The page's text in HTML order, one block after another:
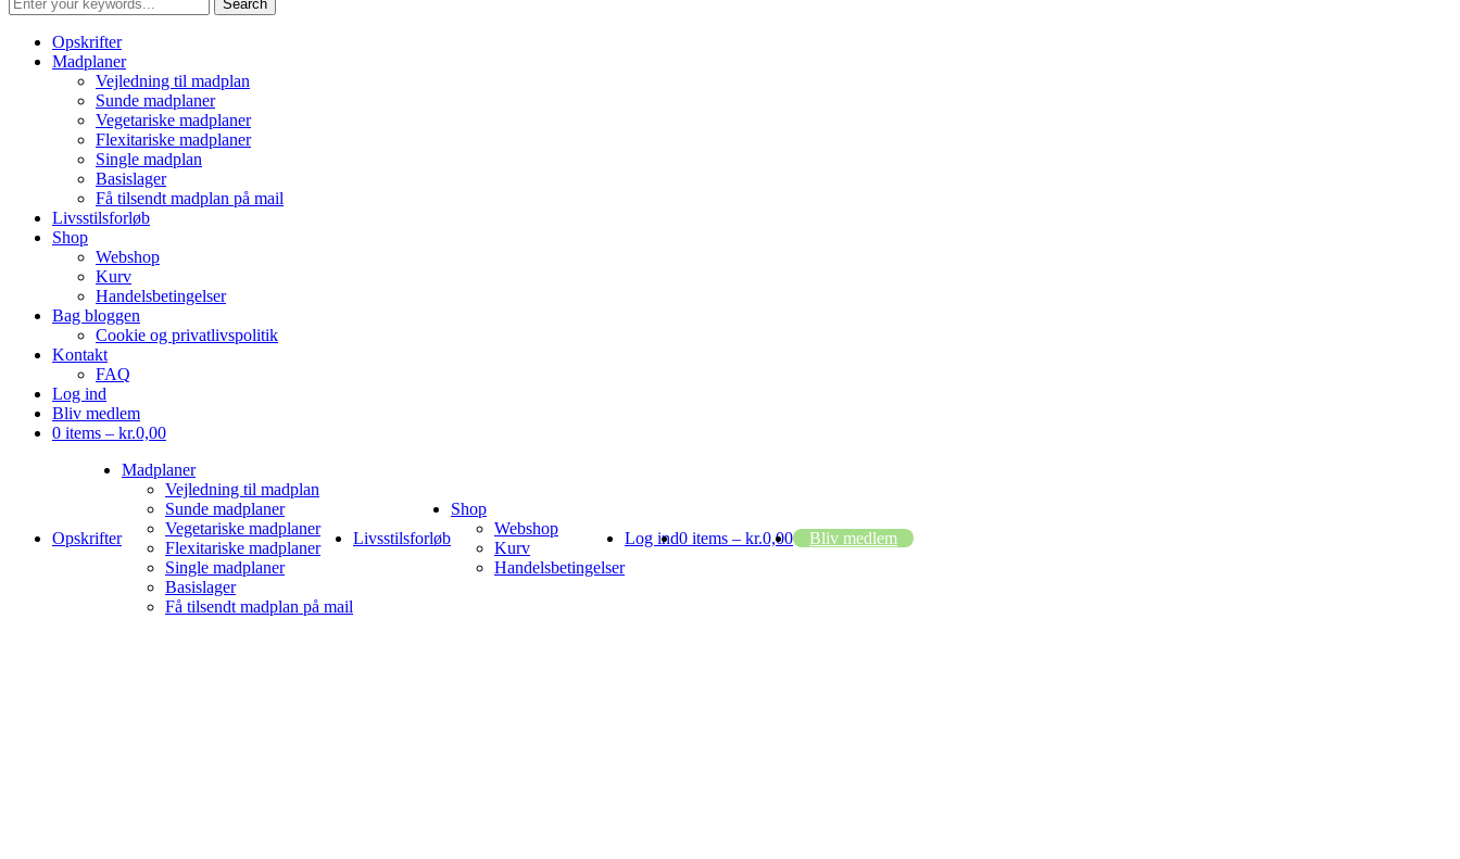
Opskrifter
Madplaner
Vejledning til madplan
Sunde madplaner
Vegetariske madplaner
Flexitariske madplaner
Single madplan
Basislager
Få tilsendt madplan på mail
Livsstilsforløb
Shop
Webshop
Kurv
Handelsbetingelser
Bag bloggen
Cookie og privatlivspolitik
Kontakt
FAQ
Log ind
Bliv medlem
0 items – kr.0,00
Opskrifter
Madplaner
Vejledning til madplan
Sunde madplaner
Vegetariske madplaner
Flexitariske madplaner
Single madplaner
Basislager
Få tilsendt madplan på mail
Livsstilsforløb
Shop
Webshop
Kurv
Handelsbetingelser
Log ind Bliv medlem
0 items – kr.0,00